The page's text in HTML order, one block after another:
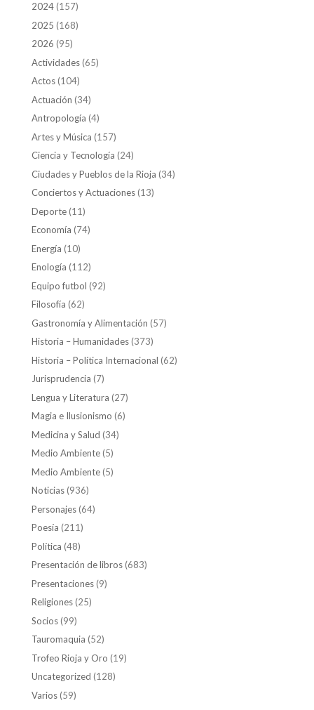
2024(157)
2025 (168)
2026 (95)
Actividades(65)
Actos(104)
Actuación (34)
Antropología (4)
Artes y Música (157)
Ciencia y Tecnología (24)
Ciudades y Pueblos de la Rioja (34)
Conciertos y Actuaciones(13)
Deporte(11)
Economía (74)
Energía (10)
Enología (112)
Equipo futbol (92)
Filosofía (62)
Gastronomía y Alimentación (57)
Historia – Humanidades(373)
Historia – Política Internacional (62)
Jurisprudencia (7)
Lengua y Literatura (27)
Magia e Ilusionismo (6)
Medicina y Salud (34)
Medio Ambiente(5)
Medio Ambiente(5)
Noticias(936)
Personajes(64)
Poesía (211)
Política (48)
Presentación de libros(683)
Presentaciones(9)
Religiones(25)
Socios(99)
Tauromaquia (52)
Trofeo Rioja y Oro (19)
Uncategorized (128)
Varios(59)